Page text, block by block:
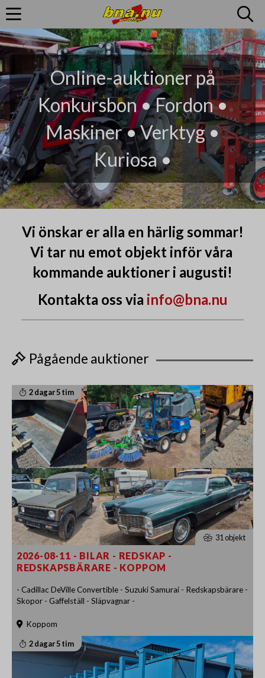
Online-auktioner på
Konkursbon • Fordon •
Maskiner • Verktyg •
Kuriosa •
Vi önskar er alla en härlig sommar!
Vi tar nu emot objekt inför våra
kommande auktioner i augusti!
Kontakta oss via info@bna.nu
Pågående auktioner
2 dagar 5 tim
31 objekt
2026-08-11 - BILAR - REDSKAP -
REDSKAPSBÄRARE - KOPPOM
- Cadillac DeVille Convertible - Suzuki Samurai - Redskapsbärare -
Skopor - Gaffelställ - Släpvagnar -
Koppom
2 dagar 5 tim